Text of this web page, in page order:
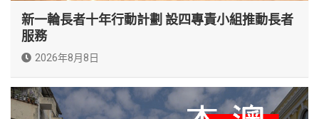
新一輪長者十年行動計劃 設四專責小組推動長者
服務
2026年8月8日